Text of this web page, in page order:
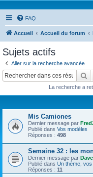
FAQ
Accueil Accueil du forum
Sujets actifs
Aller sur la recherche avancée
La recherche a
Mis Camiones
Dernier message par
Publié dans Vos modèles
Réponses : 498
Semaine 32 : les
Dernier message par
Publié dans Un thème, vos
Réponses : 11